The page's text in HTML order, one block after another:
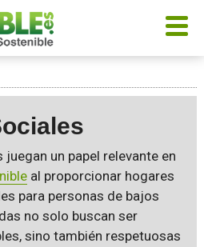
un papel relevante en
al proporcionar hogares
para personas de bajos
no solo buscan ser
sino también respetuosas